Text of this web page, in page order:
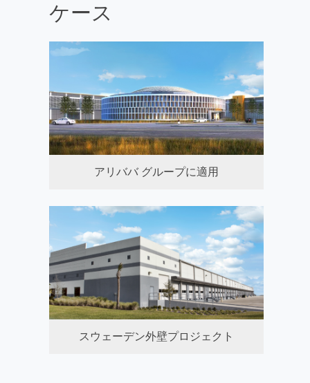
ケース
アリババ グループに適用
スウェーデン外壁プロジェクト